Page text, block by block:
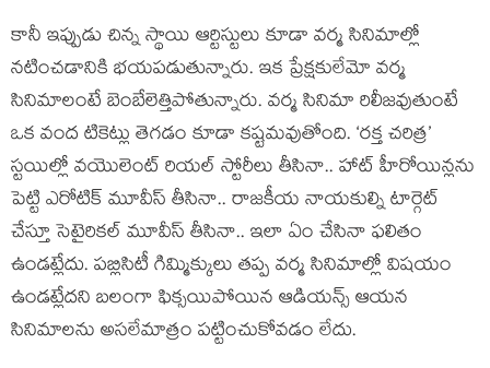
కానీ ఇప్పుడు చిన్న స్థాయి ఆర్టిస్టులు కూడా వర్మ సినిమాల్లో
నటించడానికి భయపడుతున్నారు. ఇక ప్రేక్షకులేమో వర్మ
సినిమాలంటే బెంబేలెత్తిపోతున్నారు. వర్మ సినిమా రిలీజవుతుంటే
ఒక వంద టికెట్లు తెగడం కూడా కష్టమవుతోంది. ‘రక్త చరిత్ర’
స్టయిల్లో వయొలెంట్ రియల్ స్టోరీలు తీసినా.. హాట్ హీరోయిన్లను
పెట్టి ఎరోటిక్ మూవీస్ తీసినా.. రాజకీయ నాయకుల్ని టార్గెట్
చేస్తూ సెటైరికల్ మూవీస్ తీసినా.. ఇలా ఏం చేసినా ఫలితం
ఉండట్లేదు. పబ్లిసిటీ గిమ్మిక్కులు తప్ప వర్మ సినిమాల్లో విషయం
ఉండట్లేదని బలంగా ఫిక్సయిపోయిన ఆడియన్స్ ఆయన
సినిమాలను అసలేమాత్రం పట్టించుకోవడం లేదు.